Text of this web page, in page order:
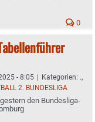
0
- 8:05 | Kategorien: .,
2. BUNDESLIGA
den Bundesliga-